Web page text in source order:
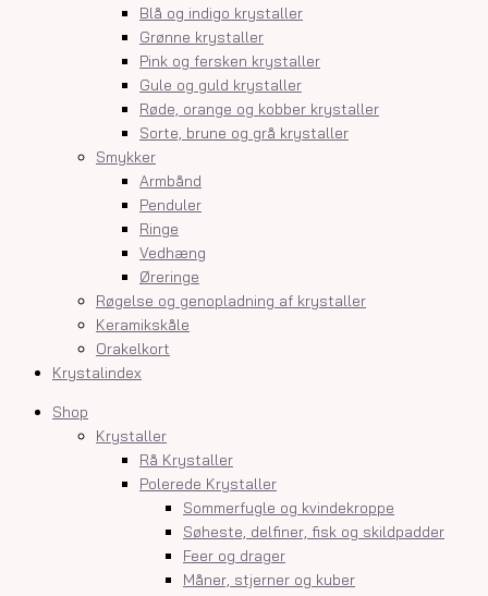
Blå og indigo krystaller
Grønne krystaller
Pink og fersken krystaller
Gule og guld krystaller
Røde, orange og kobber krystaller
Sorte, brune og grå krystaller
Smykker
Armbånd
Penduler
Ringe
Vedhæng
Øreringe
Røgelse og genopladning af krystaller
Keramikskåle
Orakelkort
Krystalindex
Shop
Krystaller
Rå Krystaller
Polerede Krystaller
Sommerfugle og kvindekroppe
Søheste, delfiner, fisk og skildpadder
Feer og drager
Måner, stjerner og kuber